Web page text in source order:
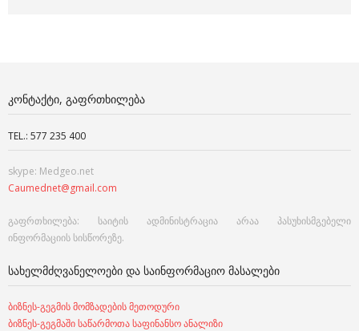
ᲙᲝᲜᲢᲐᲥᲢᲘ, ᲒᲐᲤᲠᲗᲮᲘᲚᲔᲑᲐ
TEL.: 577 235 400
skype: Medgeo.net
Caumednet@gmail.com
გაფრთხილება: საიტის ადმინისტრაცია არაა პასუხისმგებელი
ინფორმაციის სისწორეზე.
ᲡᲐᲮᲔᲚᲛᲫᲦᲕᲐᲜᲔᲚᲝᲔᲑᲘ ᲓᲐ ᲡᲐᲘᲜᲤᲝᲠᲛᲐᲪᲘᲝ ᲛᲐᲡᲐᲚᲔᲑᲘ
ბიზნეს-გეგმის მომზადების მეთოდური
ბიზნეს-გეგმაში საწარმოთა საფინანსო ანალიზი